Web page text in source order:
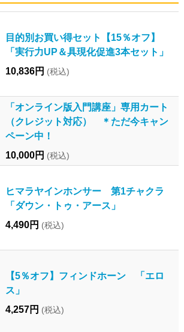
目的別お買い得セット【15％オフ】
「実行力UP＆具現化促進3本セット」
10,836円 (税込)
「オンライン版入門講座」専用カート
（クレジット対応） ＊ただ今キャン
ペーン中！
10,000円 (税込)
ヒマラヤインホンサー 第1チャクラ
「ダウン・トゥ・アース」
4,490円 (税込)
【5％オフ】フィンドホーン 「エロ
ス」
4,257円 (税込)